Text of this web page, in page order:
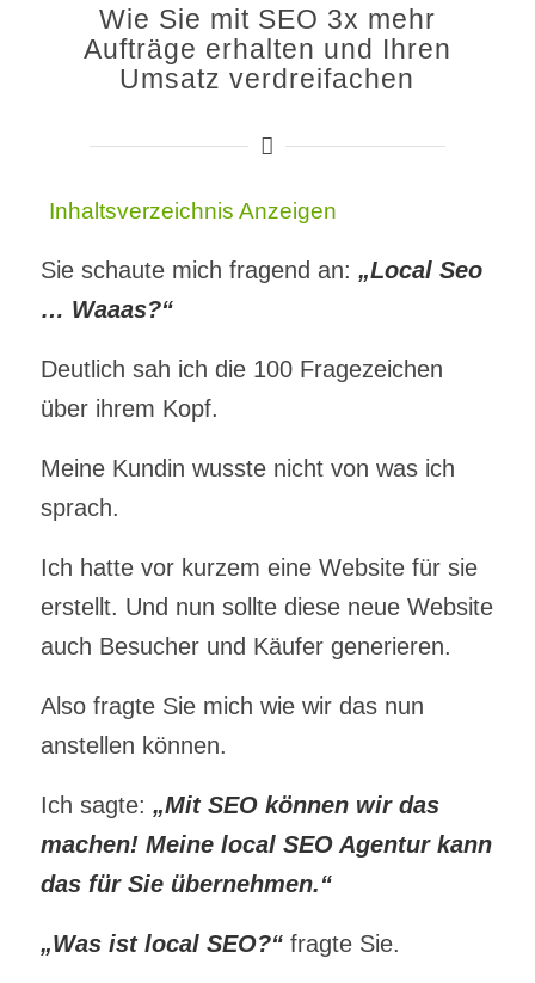
Wie Sie mit SEO 3x mehr
Aufträge erhalten und Ihren
Umsatz verdreifachen
Inhaltsverzeichnis Anzeigen
Sie schaute mich fragend an: „Local Seo
… Waaas?“
Deutlich sah ich die 100 Fragezeichen
über ihrem Kopf.
Meine Kundin wusste nicht von was ich
sprach.
Ich hatte vor kurzem eine Website für sie
erstellt. Und nun sollte diese neue Website
auch Besucher und Käufer generieren.
Also fragte Sie mich wie wir das nun
anstellen können.
Ich sagte: „Mit SEO können wir das
machen! Meine local SEO Agentur kann
das für Sie übernehmen.“
„Was ist local SEO?“fragte Sie.